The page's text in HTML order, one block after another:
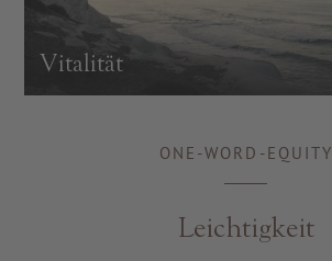
Vitalität
ONE-WORD-EQUITY
Leichtigkeit